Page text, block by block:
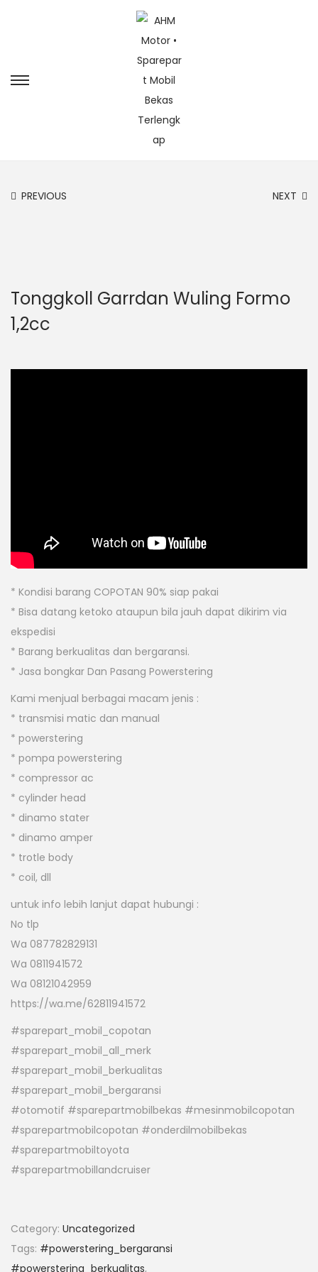
PREVIOUS NEXT
Tonggkoll Garrdan Wuling Formo
1,2cc
* Kondisi barang COPOTAN 90% siap pakai
* Bisa datang ketoko ataupun bila jauh dapat dikirim via
ekspedisi
* Barang berkualitas dan bergaransi.
* Jasa bongkar Dan Pasang Powerstering
Kami menjual berbagai macam jenis :
* transmisi matic dan manual
* powerstering
* pompa powerstering
* compressor ac
* cylinder head
* dinamo stater
* dinamo amper
* trotle body
* coil, dll
untuk info lebih lanjut dapat hubungi :
No tlp
Wa 087782829131
Wa 0811941572
Wa 08121042959
https://wa.me/62811941572
#sparepart_mobil_copotan
#sparepart_mobil_all_merk
#sparepart_mobil_berkualitas
#sparepart_mobil_bergaransi
#otomotif #sparepartmobilbekas #mesinmobilcopotan
#sparepartmobilcopotan #onderdilmobilbekas
#sparepartmobiltoyota
#sparepartmobillandcruiser
Category: Uncategorized
Tags: #powerstering_bergaransi
#powerstering_berkualitas,